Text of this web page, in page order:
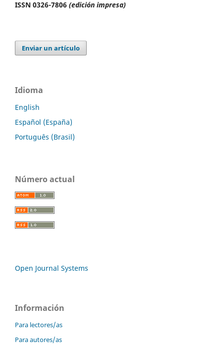
ISSN 0326-7806 (edición impresa)
Enviar un artículo
Idioma
English
Español (España)
Português (Brasil)
Número actual
Open Journal Systems
Información
Para lectores/as
Para autores/as